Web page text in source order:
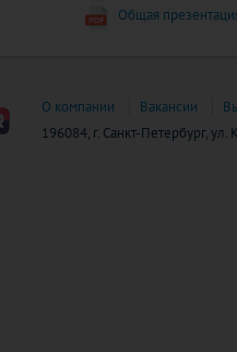
Общая
О компании Вакансии
196084, г. Санкт-Петербург,